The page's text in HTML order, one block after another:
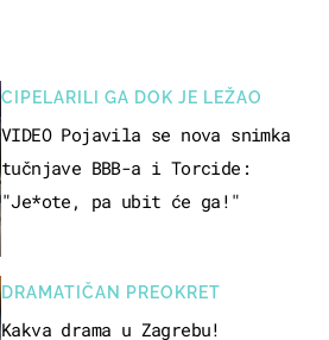
CIPELARILI GA DOK JE LEŽAO
VIDEO Pojavila se nova snimka
tučnjave BBB-a i Torcide:
"Je*ote, pa ubit će ga!"
DRAMATIČAN PREOKRET
Kakva drama u Zagrebu!